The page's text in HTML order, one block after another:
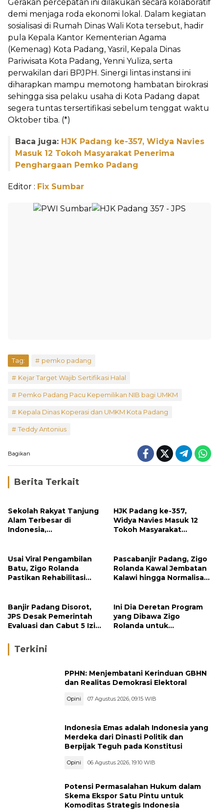
Gerakan percepatan ini dilakukan secara kolaboratif
demi menjaga roda ekonomi lokal. Dalam kegiatan
sosialisasi di Rumah Dinas Wali Kota tersebut, hadir
pula Kepala Kantor Kementerian Agama
(Kemenag) Kota Padang, Yasril, Kepala Dinas
Pariwisata Kota Padang, Yenni Yuliza, serta
perwakilan dari BPJPH. Sinergi lintas instansi ini
diharapkan mampu memotong hambatan birokrasi
sehingga sisa pelaku usaha di Kota Padang dapat
segera tuntas tersertifikasi sebelum tenggat waktu
Oktober tiba. (*)
Baca juga: HJK Padang ke-357, Widya Navies
Masuk 12 Tokoh Masyarakat Penerima
Penghargaan Pemko Padang
Editor : Fix Sumbar
Tag: pemko padang
Kejar Target Wajib Sertifikasi Halal
Pemko Padang Pacu Kepemilikan NIB bagi UMKM
​Kepala Dinas Koperasi dan UMKM Kota Padang
Teddy Antonius
Bagikan
Berita Terkait
Sekolah Rakyat Tanjung
Alam Terbesar di
Indonesia,
HJK Padang ke-357,
Widya Navies Masuk 12
Tokoh Masyarakat
Usai Viral Pengambilan
Batu, Zigo Rolanda
Pastikan Rehabilitasi
Pascabanjir Padang, Zigo
Rolanda Kawal Jembatan
Kalawi hingga Normalisasi
Banjir Padang Disorot,
JPS Desak Pemerintah
Evaluasi dan Cabut 5 Izin
Ini Dia Deretan Program
yang Dibawa Zigo
Rolanda untuk
Terkini
PPHN: Menjembatani Kerinduan GBHN
dan Realitas Demokrasi Elektoral
Opini 07 Agustus 2026, 09:15 WIB
Indonesia Emas adalah Indonesia yang
Merdeka dari Dinasti Politik dan
Berpijak Teguh pada Konstitusi
Opini 06 Agustus 2026, 19:10 WIB
Potensi Permasalahan Hukum dalam
Skema Ekspor Satu Pintu untuk
Komoditas Strategis Indonesia